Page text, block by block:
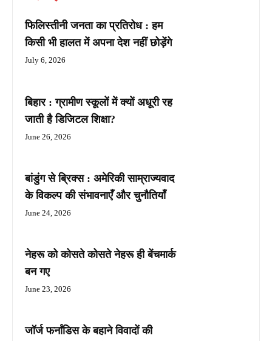
फिलिस्तीनी जनता का प्रतिरोध : हम
किसी भी हालत में अपना देश नहीं छोड़ेंगे
July 6, 2026
बिहार : ग्रामीण स्कूलों में क्यों अधूरी रह
जाती है डिजिटल शिक्षा?
June 26, 2026
बांडुंग से ब्रिक्स : अमेरिकी साम्राज्यवाद
के विकल्प की संभावनाएँ और चुनौतियाँ
June 24, 2026
नेहरू को कोसते कोसते नेहरू ही बेंचमार्क
बन गए
June 23, 2026
जॉर्ज फर्नांडिस के बहाने विवादों की